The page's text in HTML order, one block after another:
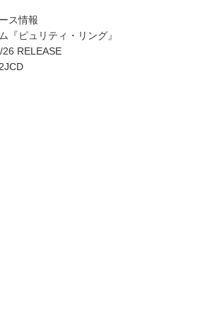
ス情報
『ピュリティ・リング』
26 RELEASE